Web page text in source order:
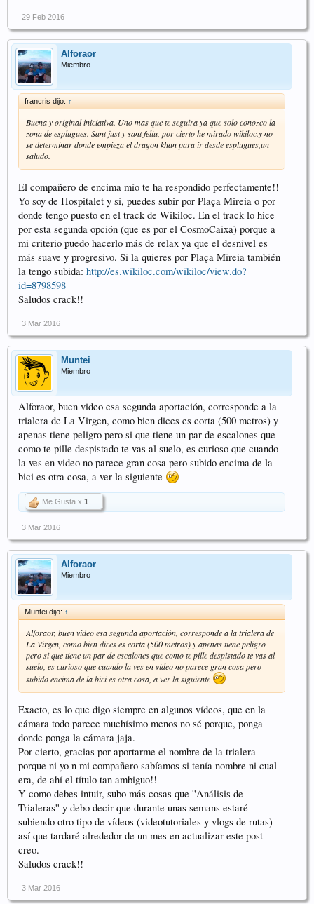
29 Feb 2016
Alforaor
Miembro
francris dijo: ↑
Buena y original iniciativa. Uno mas que te seguira ya que solo conozco la
zona de esplugues. Sant just y sant feliu, por cierto he mirado wikiloc.y no
se determinar donde empieza el dragon khan para ir desde esplugues,un
saludo.
El compañero de encima mío te ha respondido perfectamente!!
Yo soy de Hospitalet y sí, puedes subir por Plaça Mireia o por
donde tengo puesto en el track de Wikiloc. En el track lo hice
por esta segunda opción (que es por el CosmoCaixa) porque a
mi criterio puedo hacerlo más de relax ya que el desnivel es
más suave y progresivo. Si la quieres por Plaça Mireia también
la tengo subida: http://es.wikiloc.com/wikiloc/view.do?
id=8798598
Saludos crack!!
3 Mar 2016
Muntei
Miembro
Alforaor, buen video esa segunda aportación, corresponde a la
trialera de La Virgen, como bien dices es corta (500 metros) y
apenas tiene peligro pero si que tiene un par de escalones que
como te pille despistado te vas al suelo, es curioso que cuando
la ves en video no parece gran cosa pero subido encima de la
bici es otra cosa, a ver la siguiente
Me Gusta x 1
3 Mar 2016
Alforaor
Miembro
Muntei dijo: ↑
Alforaor, buen video esa segunda aportación, corresponde a la trialera de
La Virgen, como bien dices es corta (500 metros) y apenas tiene peligro
pero si que tiene un par de escalones que como te pille despistado te vas al
suelo, es curioso que cuando la ves en video no parece gran cosa pero
subido encima de la bici es otra cosa, a ver la siguiente
Exacto, es lo que digo siempre en algunos vídeos, que en la
cámara todo parece muchísimo menos no sé porque, ponga
donde ponga la cámara jaja.
Por cierto, gracias por aportarme el nombre de la trialera
porque ni yo n mi compañero sabíamos si tenía nombre ni cual
era, de ahí el título tan ambiguo!!
Y como debes intuir, subo más cosas que ''Análisis de
Trialeras'' y debo decir que durante unas semans estaré
subiendo otro tipo de vídeos (videotutoriales y vlogs de rutas)
así que tardaré alrededor de un mes en actualizar este post
creo.
Saludos crack!!
3 Mar 2016